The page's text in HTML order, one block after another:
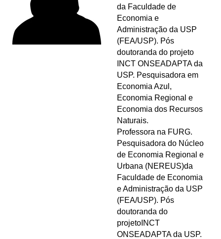
da Faculdade de
Economia e
Administração da USP
(FEA/USP). Pós
doutoranda do projeto
INCT ONSEADAPTA da
USP. Pesquisadora em
Economia Azul,
Economia Regional e
Economia dos Recursos
Naturais.
Professora na FURG.
Pesquisadora do Núcleo
de Economia Regional e
Urbana (NEREUS)da
Faculdade de Economia
e Administração da USP
(FEA/USP). Pós
doutoranda do
projetoINCT
ONSEADAPTA da USP.